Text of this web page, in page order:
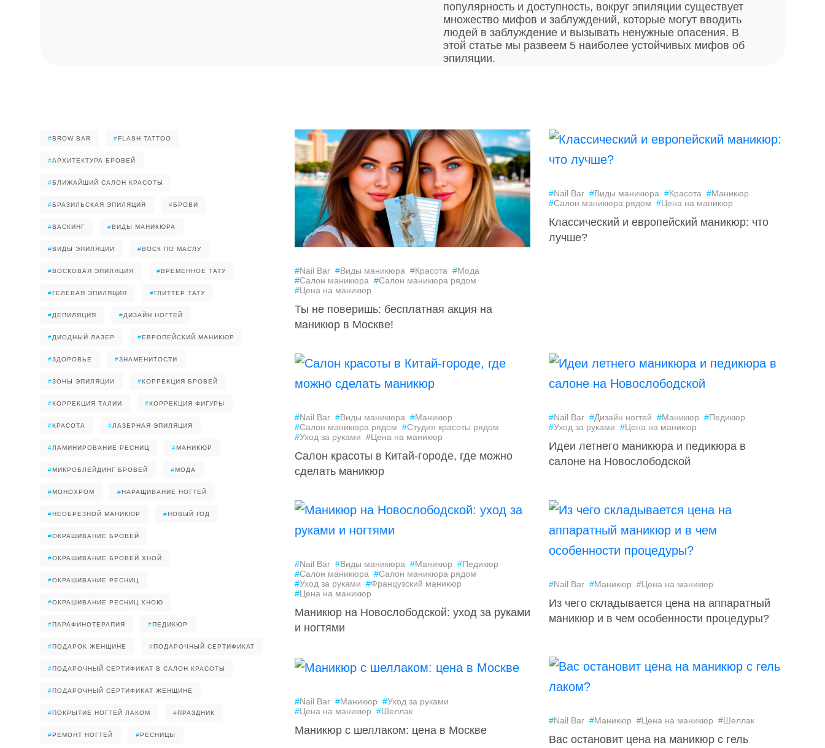
популярность и доступность, вокруг эпиляции существует
множество мифов и заблуждений, которые могут вводить
людей в заблуждение и вызывать ненужные опасения. В
этой статье мы развеем 5 наиболее устойчивых мифов об
эпиляции.
#BROW BAR #FLASH TATTOO
#АРХИТЕКТУРА БРОВЕЙ
#БЛИЖАЙШИЙ САЛОН КРАСОТЫ
#БРАЗИЛЬСКАЯ ЭПИЛЯЦИЯ #БРОВИ
#ВАСКИНГ #ВИДЫ МАНИКЮРА
#ВИДЫ ЭПИЛЯЦИИ #ВОСК ПО МАСЛУ
#ВОСКОВАЯ ЭПИЛЯЦИЯ #ВРЕМЕННОЕ ТАТУ
#ГЕЛЕВАЯ ЭПИЛЯЦИЯ #ГЛИТТЕР ТАТУ
#ДЕПИЛЯЦИЯ #ДИЗАЙН НОГТЕЙ
#ДИОДНЫЙ ЛАЗЕР #ЕВРОПЕЙСКИЙ МАНИКЮР
#ЗДОРОВЬЕ #ЗНАМЕНИТОСТИ
#ЗОНЫ ЭПИЛЯЦИИ #КОРРЕКЦИЯ БРОВЕЙ
#КОРРЕКЦИЯ ТАЛИИ #КОРРЕКЦИЯ ФИГУРЫ
#КРАСОТА #ЛАЗЕРНАЯ ЭПИЛЯЦИЯ
#ЛАМИНИРОВАНИЕ РЕСНИЦ #МАНИКЮР
#МИКРОБЛЕЙДИНГ БРОВЕЙ #МОДА
#МОНОХРОМ #НАРАЩИВАНИЕ НОГТЕЙ
#НЕОБРЕЗНОЙ МАНИКЮР #НОВЫЙ ГОД
#ОКРАШИВАНИЕ БРОВЕЙ
#ОКРАШИВАНИЕ БРОВЕЙ ХНОЙ
#ОКРАШИВАНИЕ РЕСНИЦ
#ОКРАШИВАНИЕ РЕСНИЦ ХНОЮ
#ПАРАФИНОТЕРАПИЯ #ПЕДИКЮР
#ПОДАРОК ЖЕНЩИНЕ #ПОДАРОЧНЫЙ СЕРТИФИКАТ
#ПОДАРОЧНЫЙ СЕРТИФИКАТ В САЛОН КРАСОТЫ
#ПОДАРОЧНЫЙ СЕРТИФИКАТ ЖЕНЩИНЕ
#ПОКРЫТИЕ НОГТЕЙ ЛАКОМ #ПРАЗДНИК
#РЕМОНТ НОГТЕЙ #РЕСНИЦЫ
#Nail Bar #Виды маникюра #Красота #Мода
#Салон маникюра #Салон маникюра рядом
#Цена на маникюр
Ты не поверишь: бесплатная акция на
маникюр в Москве!
#Nail Bar #Виды маникюра #Красота #Маникюр
#Салон маникюра рядом #Цена на маникюр
Классический и европейский маникюр: что
лучше?
#Nail Bar #Виды маникюра #Маникюр
#Салон маникюра рядом #Студия красоты рядом
#Уход за руками #Цена на маникюр
Салон красоты в Китай-городе, где можно
сделать маникюр
#Nail Bar #Дизайн ногтей #Маникюр #Педикюр
#Уход за руками #Цена на маникюр
Идеи летнего маникюра и педикюра в
салоне на Новослободской
#Nail Bar #Виды маникюра #Маникюр #Педикюр
#Салон маникюра #Салон маникюра рядом
#Уход за руками #Французский маникюр
#Цена на маникюр
Маникюр на Новослободской: уход за руками
и ногтями
#Nail Bar #Маникюр #Цена на маникюр
Из чего складывается цена на аппаратный
маникюр и в чем особенности процедуры?
#Nail Bar #Маникюр #Уход за руками
#Цена на маникюр #Шеллак
Маникюр с шеллаком: цена в Москве
#Nail Bar #Маникюр #Цена на маникюр #Шеллак
Вас остановит цена на маникюр с гель